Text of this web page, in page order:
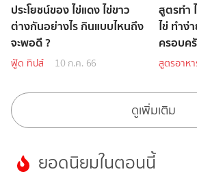
ประโยชน์ของ ไข่แดง ไข่ขาว
ต่างกันอย่างไร กินแบบไหนถึง
จะพอดี ?
ฟู้ด ทิปส์ 10 ก.ค. 66
สูตรทำ
ไข่ ทำง่
ครอบค
สูตรอาห
ดูเพิ่มเติม
ยอดนิยมในตอนนี้